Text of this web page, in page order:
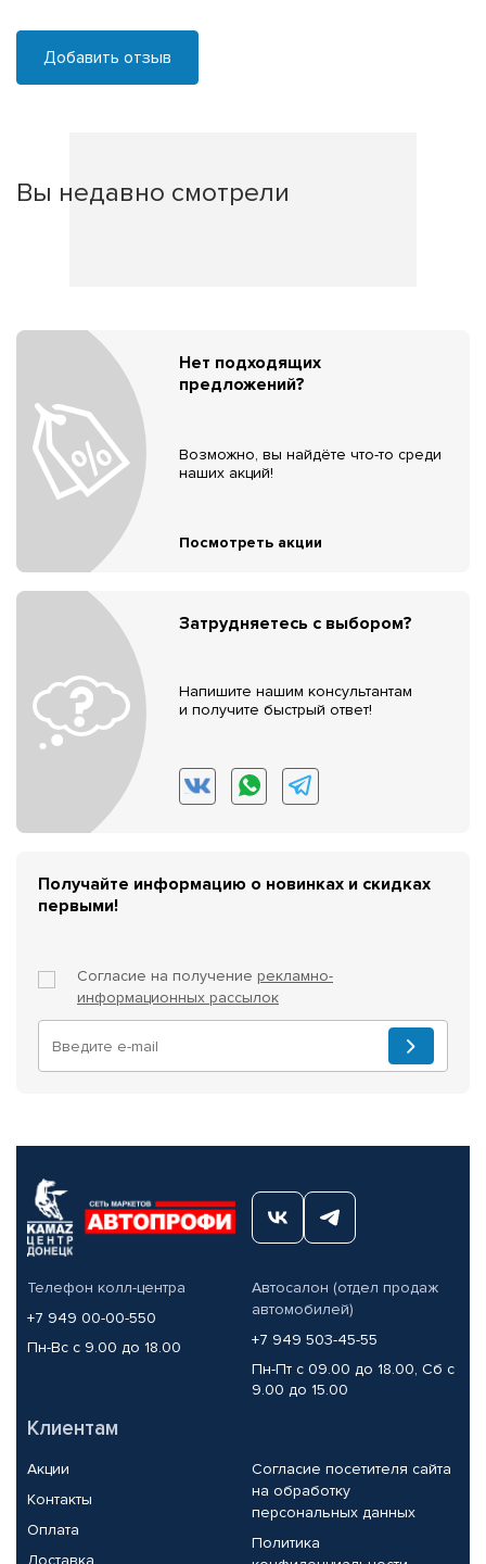
Добавить отзыв
Вы недавно смотрели
Нет подходящих
предложений?
Возможно, вы найдёте что-то среди
наших акций!
Посмотреть акции
Затрудняетесь с выбором?
Напишите нашим консультантам
и получите быстрый ответ!
Получайте информацию о новинках и скидках
первыми!
Согласие на получение рекламно-
информационных рассылок
Телефон колл-центра
+7 949 00-00-550
Пн-Вс с 9.00 до 18.00
Автосалон (отдел продаж
автомобилей)
+7 949 503-45-55
Пн-Пт с 09.00 до 18.00, Сб с
9.00 до 15.00
Клиентам
Акции
Контакты
Оплата
Доставка
Согласие посетителя сайта
на обработку
персональных данных
Политика